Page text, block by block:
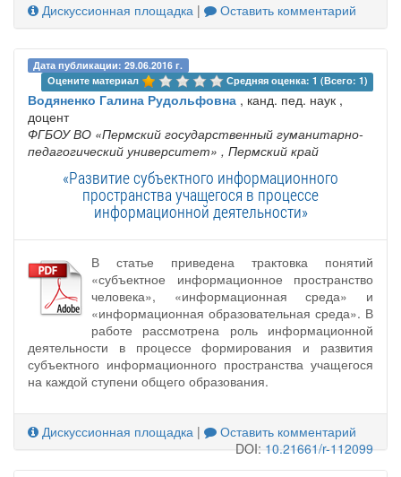
Дискуссионная площадка | Оставить комментарий
Дата публикации: 29.06.2016 г.
Оцените материал
Средняя оценка: 1 (Всего: 1)
Водяненко Галина Рудольфовна , канд. пед. наук ,
доцент
ФГБОУ ВО «Пермский государственный гуманитарно-
педагогический университет» , Пермский край
«Развитие субъектного информационного
пространства учащегося в процессе
информационной деятельности»
В статье приведена трактовка понятий
«субъектное информационное пространство
человека», «информационная среда» и
«информационная образовательная среда». В
работе рассмотрена роль информационной
деятельности в процессе формирования и развития
субъектного информационного пространства учащегося
на каждой ступени общего образования.
Дискуссионная площадка |
Оставить комментарий
DOI:10.21661/r-112099